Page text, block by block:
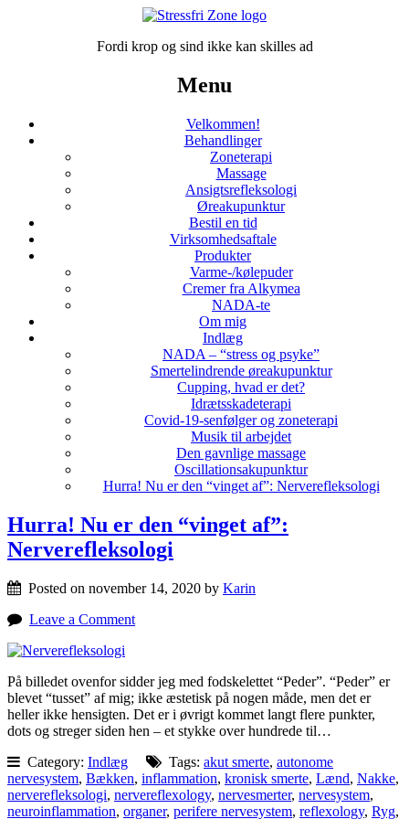
Fordi krop og sind ikke kan skilles ad
Menu
Velkommen!
Behandlinger
Zoneterapi
Massage
Ansigtsrefleksologi
Øreakupunktur
Bestil en tid
Virksomhedsaftale
Produkter
Varme-/kølepuder
Cremer fra Alkymea
NADA-te
Om mig
Indlæg
NADA – “stress og psyke”
Smertelindrende øreakupunktur
Cupping, hvad er det?
Idrætsskadeterapi
Covid-19-senfølger og zoneterapi
Musik til arbejdet
Den gavnlige massage
Oscillationsakupunktur
Hurra! Nu er den “vinget af”: Nerverefleksologi
Hurra! Nu er den “vinget af”:
Nerverefleksologi
Posted on november 14, 2020 by Karin
Leave a Comment
På billedet ovenfor sidder jeg med fodskelettet “Peder”. “Peder” er
blevet “tusset” af mig; ikke æstetisk på nogen måde, men det er
heller ikke hensigten. Det er i øvrigt kommet langt flere punkter,
dots og streger siden hen – et stykke over hundrede til…
Category: Indlæg Tags: akut smerte, autonome
nervesystem, Bækken, inflammation, kronisk smerte, Lænd, Nakke,
nerverefleksologi, nervereflexology, nervesmerter, nervesystem,
neuroinflammation, organer, perifere nervesystem, reflexology, Ryg,